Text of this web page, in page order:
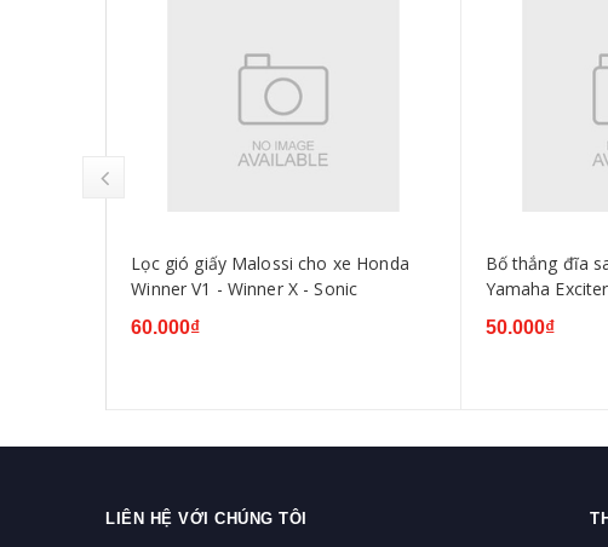
Lọc gió giấy Malossi cho xe Honda
Winner V1 - Winner X - Sonic
60.000₫
Bố thắng đĩa
Yamaha
50.000₫
LIÊN HỆ VỚI CHÚNG TÔI